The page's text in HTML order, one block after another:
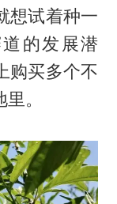
想试着种一
的发展潜
购买多个不
。